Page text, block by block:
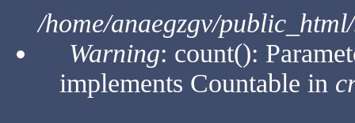
/home/anaegzgv/
Warning: count():
implements Countable in